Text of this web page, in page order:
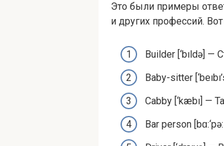
Это были примеры
и других профессий.
Builder [‘bıldə] —
Baby-sit­ter
Cab­by [‘kæbı] —
Bar per­son